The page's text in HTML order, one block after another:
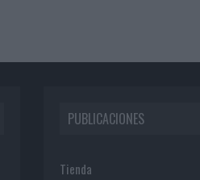
PUBLICACIONES
Tienda